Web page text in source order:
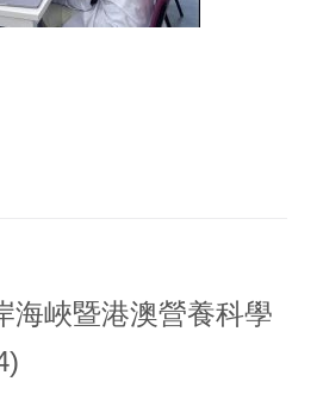
海峽暨港澳營養科學